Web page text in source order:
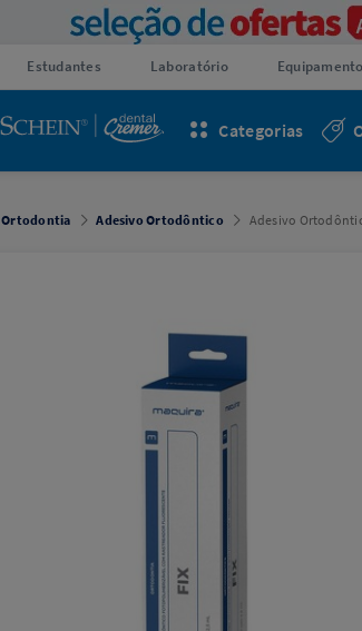
Estudantes Laboratório
Categorias
Ortodontia Adesivo Ortodôntico Adesivo